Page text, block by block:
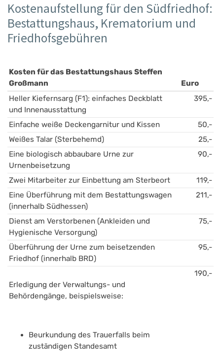
Kostenaufstellung für den Südfriedhof:
Bestattungshaus, Krematorium und
Friedhofsgebühren
Kosten für das Bestattungshaus Steffen
Großmann
Euro
Heller Kiefernsarg (F1): einfaches Deckblatt
und Innenausstattung
395,-
Einfache weiße Deckengarnitur und Kissen
50,-
Weißes Talar (Sterbehemd)
25,-
Eine biologisch abbaubare Urne zur
Urnenbeisetzung
90,-
Zwei Mitarbeiter zur Einbettung am Sterbeort
119,-
Eine Überführung mit dem Bestattungswagen
(innerhalb Südhessen)
211,-
Dienst am Verstorbenen (Ankleiden und
Hygienische Versorgung)
75,-
Überführung der Urne zum beisetzenden
Friedhof (innerhalb BRD)
95,-
Erledigung der Verwaltungs- und
Behördengänge, beispielsweise:
Beurkundung des Trauerfalls beim
zuständigen Standesamt
190,-